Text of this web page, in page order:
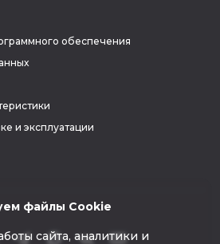
обеспечения
и эксплуатации
файлы Cookie
сайта, аналитики и